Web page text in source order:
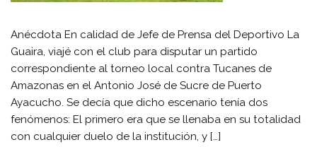
Anécdota En calidad de Jefe de Prensa del Deportivo La
Guaira, viajé con el club para disputar un partido
correspondiente al torneo local contra Tucanes de
Amazonas en el Antonio José de Sucre de Puerto
Ayacucho. Se decía que dicho escenario tenía dos
fenómenos: El primero era que se llenaba en su totalidad
con cualquier duelo de la institución, y […]